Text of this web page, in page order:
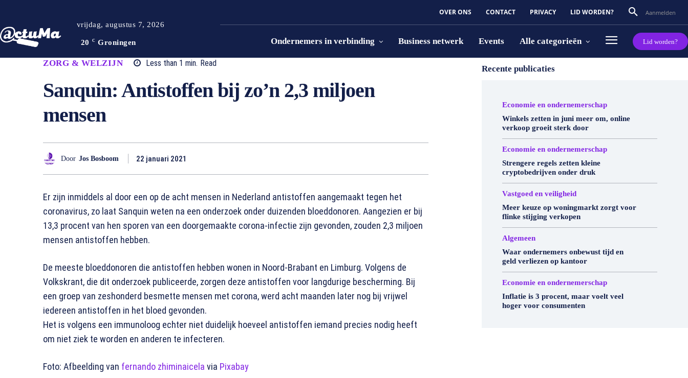
vrijdag, augustus 7, 2026
20 C Groningen
OVER ONS CONTACT PRIVACY LID WORDEN? Aanmelden
Ondernemers in verbinding Business netwerk Events Alle categorieën Lid worden?
ZORG & WELZIJN Less than 1 min. Read
Sanquin: Antistoffen bij zo’n 2,3 miljoen
mensen
Door Jos Bosboom 22 januari 2021
Er zijn inmiddels al door een op de acht mensen in Nederland antistoffen aangemaakt tegen het
coronavirus, zo laat Sanquin weten na een onderzoek onder duizenden bloeddonoren. Aangezien er bij
13,3 procent van hen sporen van een doorgemaakte corona-infectie zijn gevonden, zouden 2,3 miljoen
mensen antistoffen hebben.
De meeste bloeddonoren die antistoffen hebben wonen in Noord-Brabant en Limburg. Volgens de
Volkskrant, die dit onderzoek publiceerde, zorgen deze antistoffen voor langdurige bescherming. Bij
een groep van zeshonderd besmette mensen met corona, werd acht maanden later nog bij vrijwel
iedereen antistoffen in het bloed gevonden.
Het is volgens een immunoloog echter niet duidelijk hoeveel antistoffen iemand precies nodig heeft
om niet ziek te worden en anderen te infecteren.
Foto: Afbeelding van fernando zhiminaicela via Pixabay
Recente publicaties
Economie en ondernemerschap
Winkels zetten in juni meer om, online
verkoop groeit sterk door
Economie en ondernemerschap
Strengere regels zetten kleine
cryptobedrijven onder druk
Vastgoed en veiligheid
Meer keuze op woningmarkt zorgt voor
flinke stijging verkopen
Algemeen
Waar ondernemers onbewust tijd en
geld verliezen op kantoor
Economie en ondernemerschap
Inflatie is 3 procent, maar voelt veel
hoger voor consumenten